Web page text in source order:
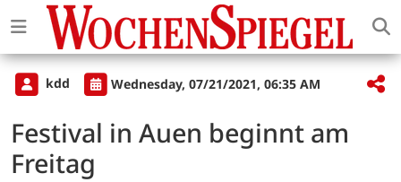
kdd Wednesday, 07/21/2021, 06:35 AM
Festival in Auen beginnt am
Freitag